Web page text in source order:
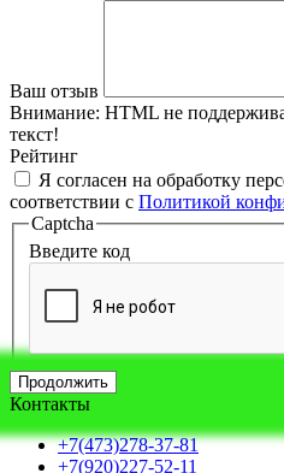
Ваш отзыв
Внимание: HTML не
текст!
Рейтинг
Я согласен на обработку
соответствии с Политикой
Captcha
Введите код
Продолжить
Контакты
+7(473)278-37-81
+7(920)227-52-11